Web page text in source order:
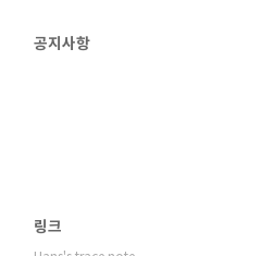
공지사항
링크